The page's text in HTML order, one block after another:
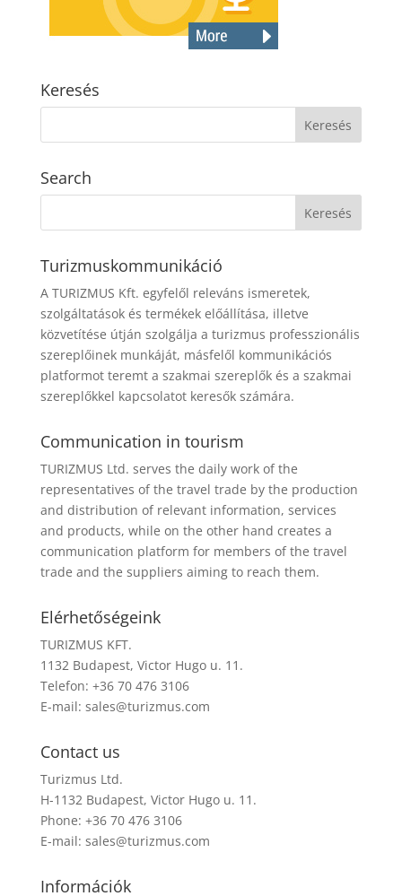
Keresés
Search
Turizmuskommunikáció
A TURIZMUS Kft. egyfelől releváns ismeretek,
szolgáltatások és termékek előállítása, illetve
közvetítése útján szolgálja a turizmus professzionális
szereplőinek munkáját, másfelől kommunikációs
platformot teremt a szakmai szereplők és a szakmai
szereplőkkel kapcsolatot keresők számára.
Communication in tourism
TURIZMUS Ltd. serves the daily work of the
representatives of the travel trade by the production
and distribution of relevant information, services
and products, while on the other hand creates a
communication platform for members of the travel
trade and the suppliers aiming to reach them.
Elérhetőségeink
TURIZMUS KFT.
1132 Budapest, Victor Hugo u. 11.
Telefon: +36 70 476 3106
E-mail: sales@turizmus.com
Contact us
Turizmus Ltd.
H-1132 Budapest, Victor Hugo u. 11.
Phone: +36 70 476 3106
E-mail: sales@turizmus.com
Információk